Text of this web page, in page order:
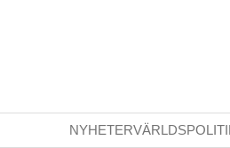
NYHETER